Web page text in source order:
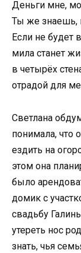
Деньги мне,
Ты же знаешь,
Если не будет
мила станет
в четырёх
отрадой для
Светлана
понимала, что
ездить на
этом она
было
домик с
свадьбу
утереть нос
знать, чья